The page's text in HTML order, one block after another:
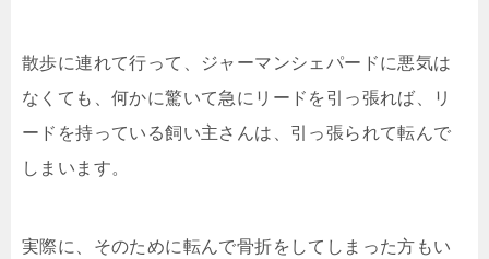
散歩に連れて行って、ジャーマンシェパードに悪気は
なくても、何かに驚いて急にリードを引っ張れば、リ
ードを持っている飼い主さんは、引っ張られて転んで
しまいます。
実際に、そのために転んで骨折をしてしまった方もい